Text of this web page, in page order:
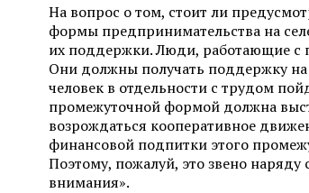
На вопрос о том, стоит ли
формы предпринимательства на
их поддержки. Люди, работающие с
Они должны получать поддержку
человек в отдельности с трудом
промежуточной формой должна
возрождаться кооперативное
финансовой подпитки этого
Поэтому, пожалуй, это звено наряду
внимания».